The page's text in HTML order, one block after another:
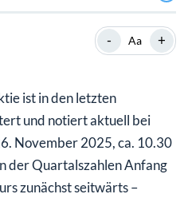
und mehr Gewinn
- Aa +
ist in den letzten
und notiert aktuell bei
November 2025, ca. 10.30
der Quartalszahlen Anfang
zunächst seitwärts –